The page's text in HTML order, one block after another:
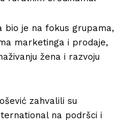
bio je na fokus grupama,
marketinga i prodaje,
žena i razvoju
zahvalili su
na podršci i